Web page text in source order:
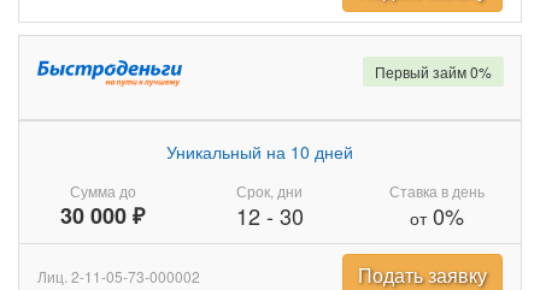
Сумма до
30 000 ₽
Уникальный на 10 дней
Срок, дни
12- 30
Ставка в день
от0%
Первый займ 0%
Лиц. 2-11-05-73-000002 Подать заявку